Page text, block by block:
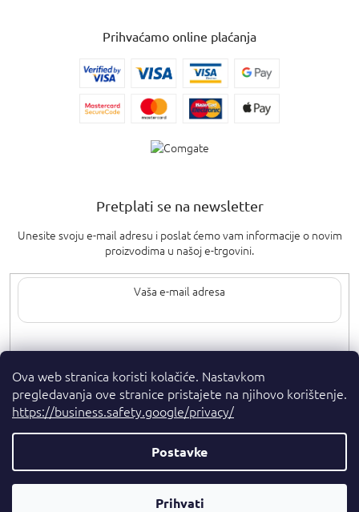
Ova web stranica koristi kolačiće. Nastavkom
pregledavanja ove stranice pristajete na njihovo korištenje.
https://business.safety.google/privacy/
Postavke
Prihvati
Prihvaćamo online plaćanja
Pretplati se na newsletter
Unesite svoju e-mail adresu i poslat ćemo vam informacije o novim
proizvodima u našoj e-trgovini.
Upisom svoje e-pošte pristajete nauvjete privatnosti.
Kreirao Shoptet Premium
Autorska prava 2026Parfumshop.hr. Sva prava pridržana.